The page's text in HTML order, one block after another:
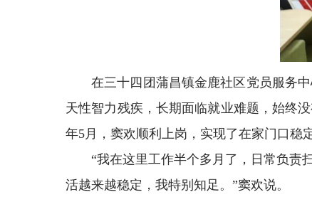
在三十四团蒲昌镇金鹿社区党员服务
天性智力残疾，长期面临就业难题，始终
年5月，窦欢顺利上岗，实现了在家门口稳
“我在这里工作半个多月了，日常负责
活越来越稳定，我特别知足。”窦欢说。